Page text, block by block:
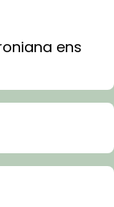
ens
ha